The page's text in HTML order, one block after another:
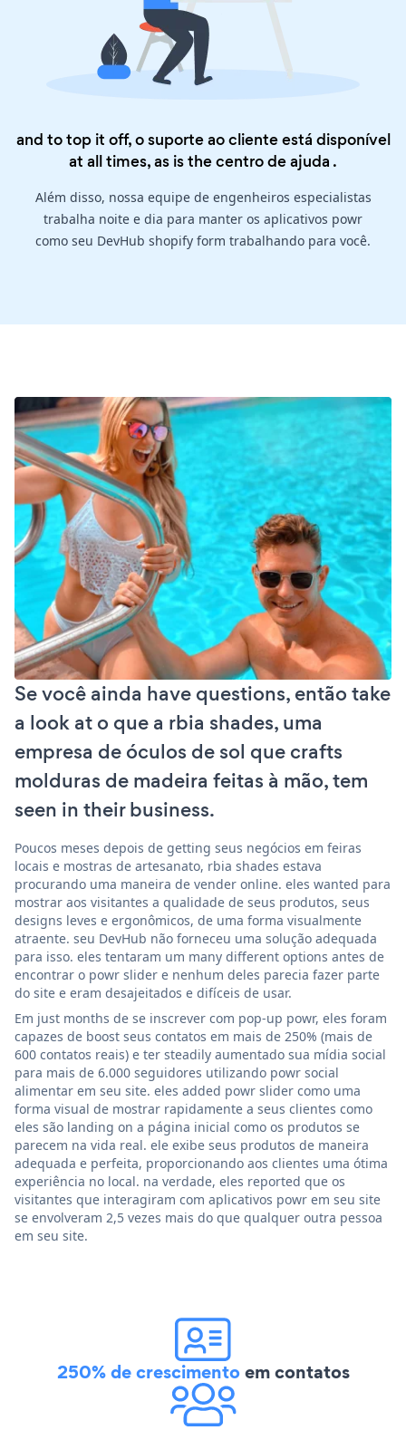
and to top it off, o suporte ao cliente está disponível
at all times, as is thecentro de ajuda .
Além disso, nossa equipe de engenheiros especialistas
trabalha noite e dia para manter os aplicativos powr
como seu DevHub shopify form trabalhando para você.
Se você ainda have questions, então take
a look at o que a rbia shades, uma
empresa de óculos de sol que crafts
molduras de madeira feitas à mão, tem
seen in their business.
Poucos meses depois de getting seus negócios em feiras
locais e mostras de artesanato, rbia shades estava
procurando uma maneira de vender online. eles wanted para
mostrar aos visitantes a qualidade de seus produtos, seus
designs leves e ergonômicos, de uma forma visualmente
atraente. seu DevHub não forneceu uma solução adequada
para isso. eles tentaram um many different options antes de
encontrar o powr slider e nenhum deles parecia fazer parte
do site e eram desajeitados e difíceis de usar.
Em just months de se inscrever com pop-up powr, eles foram
capazes de boost seus contatos em mais de 250% (mais de
600 contatos reais) e ter steadily aumentado sua mídia social
para mais de 6.000 seguidores utilizando powr social
alimentar em seu site. eles added powr slider como uma
forma visual de mostrar rapidamente a seus clientes como
eles são landing on a página inicial como os produtos se
parecem na vida real. ele exibe seus produtos de maneira
adequada e perfeita, proporcionando aos clientes uma ótima
experiência no local. na verdade, eles reported que os
visitantes que interagiram com aplicativos powr em seu site
se envolveram 2,5 vezes mais do que qualquer outra pessoa
em seu site.
250% de crescimentoem contatos